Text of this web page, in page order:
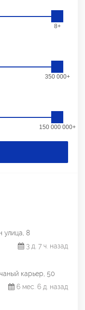
8+
350 000+
150 000 000+
улица, 8
3 д. 7 ч. назад
карьер, 50
6 мес. 6 д. назад